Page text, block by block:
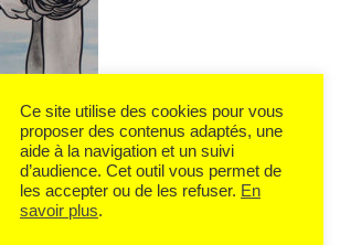
Ce site utilise des cookies pour vous
proposer des contenus adaptés, une
aide à la navigation et un suivi
d’audience. Cet outil vous permet de
les accepter ou de les refuser. En
savoir plus.